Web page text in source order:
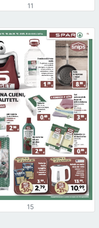
11
15